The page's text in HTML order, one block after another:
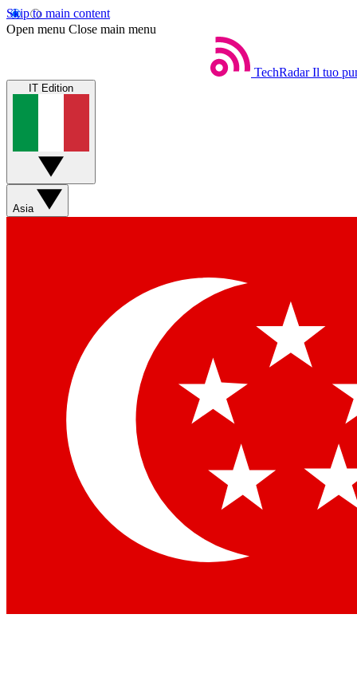
Skip to main content
Open menu Close main menu
TechRadar Il tuo
IT Edition
Asia